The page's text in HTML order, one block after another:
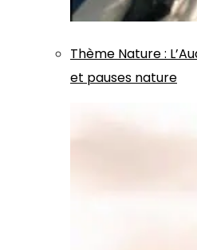
Thème Nature:
et pauses nature